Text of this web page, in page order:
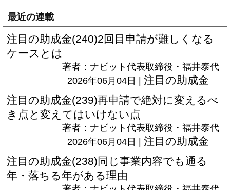
最近の連載
注目の助成金(240)2回目申請が難しくなる
ケースとは
著者：ナビット代表取締役・福井泰代
2026年06月04日 | 注目の助成金
注目の助成金(239)再申請で絶対に変えるべ
き点と変えてはいけない点
著者：ナビット代表取締役・福井泰代
2026年06月04日 | 注目の助成金
注目の助成金(238)同じ事業内容でも通る
年・落ちる年がある理由